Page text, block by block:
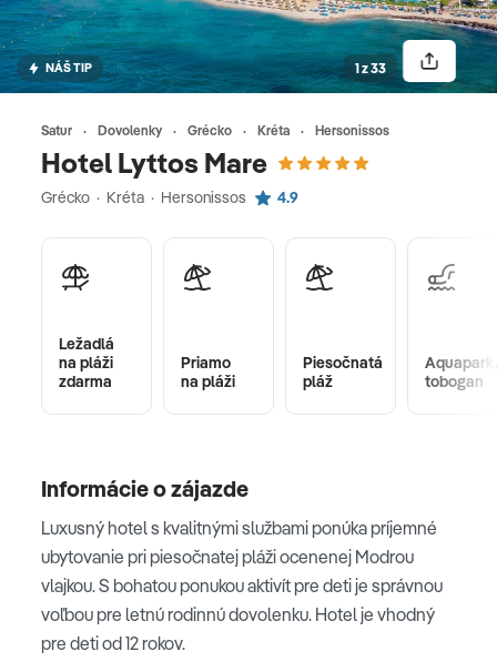
Satur Dovolenky Grécko Kréta Hersonissos
Hotel Lyttos Mare
Grécko · Kréta · Hersonissos 4.9
NÁŠ TIP 1 z 33
Ležadlá
na pláži
zdarma
Priamo
na pláži
Piesočnatá
pláž
Aquapark,
tobogan
Informácie o zájazde
Luxusný hotel s kvalitnými službami ponúka príjemné
ubytovanie pri piesočnatej pláži ocenenej Modrou
vlajkou. S bohatou ponukou aktivít pre deti je správnou
voľbou pre letnú rodinnú dovolenku. Hotel je vhodný
pre deti od 12 rokov.